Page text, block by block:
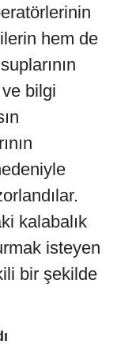
hem de
bilgi
kalabalık
isteyen
bir şekilde